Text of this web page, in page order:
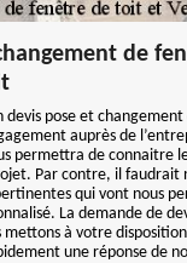
de
devis pose et
auprès de
permettra de connaitre
Par contre, il faudrait
qui vont nous
La demande de
à votre
une réponse de